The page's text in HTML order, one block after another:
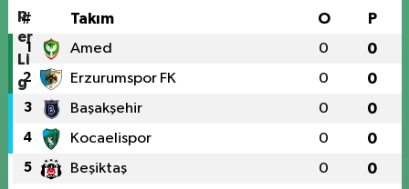
# Takım O P
1 Amed 0 0
2 Erzurumspor FK 0 0
3 Başakşehir 0 0
4 Kocaelispor 0 0
5 Beşiktaş 0 0